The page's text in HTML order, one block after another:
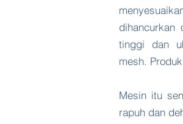
tinggi dan
mesh.
Mesin itu
rapuh dan